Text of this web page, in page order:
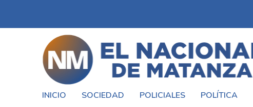
INICIO SOCIEDAD POLICIALES POLÍTICA